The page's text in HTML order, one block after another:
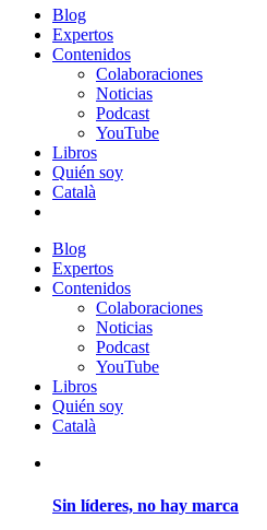
Blog
Expertos
Contenidos
Colaboraciones
Noticias
Podcast
YouTube
Libros
Quién soy
Català
Blog
Expertos
Contenidos
Colaboraciones
Noticias
Podcast
YouTube
Libros
Quién soy
Català
Sin líderes, no hay marca